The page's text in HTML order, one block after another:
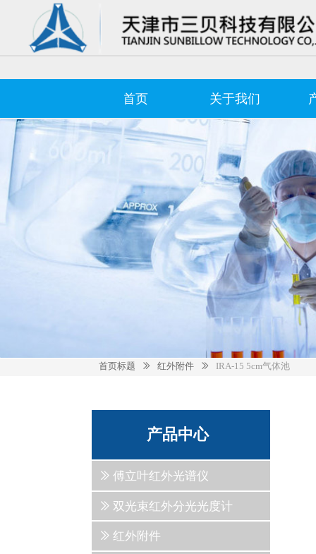
首页
首页
关于我们
关于我们
首页标题 ꅀ 红外附件 ꅀ IRA-15 5cm气体池
Control Render
产品中心
ꅀ 傅立叶红外光谱仪
ꅀ 双光束红外分光光度计
ꅀ 红外附件